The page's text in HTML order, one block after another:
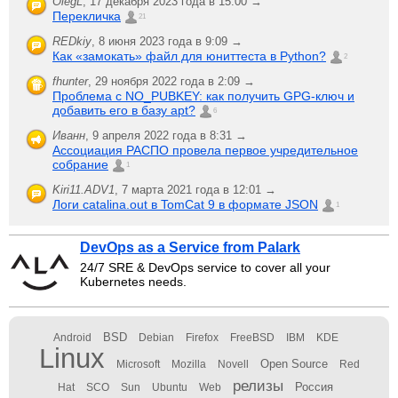
Перекличка 21
REDkiy 8 июня 2023 года в 9:09 →
Как «замокать» файл для юниттеста в Python? 2
fhunter, 29 ноября 2022 года в 2:09 →
Проблема с NO_PUBKEY: как получить GPG-ключ и
добавить его в базу apt?
6
Иванн 9 апреля 2022 года в 8:31 →
Ассоциация РАСПО провела первое учредительное
собрание
1
Kiri11.ADV1 7 марта 2021 года в 12:01 →
Логи catalina.out в TomCat 9 в формате JSON 1
DevOps as a Service from Palark
24/7 SRE & DevOps service to cover all your
Kubernetes needs.
Android BSD Debian Firefox FreeBSD IBM KDE
Linux Microsoft Mozilla Novell Open Source Red
Hat SCO Sun Ubuntu Web релизы Россия